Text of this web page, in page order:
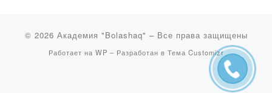
© 2026 Академия "Bolashaq" – Все права защищены
Работает на WP – Разработан в Тема Customizr